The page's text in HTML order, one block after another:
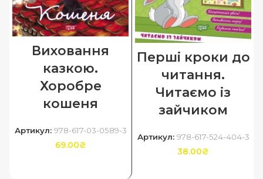
Виховання
казкою.
Хоробре
кошеня
Артикул: 978-617-03-0589-3
69.00₴
Перші кроки до
читання.
Читаємо із
зайчиком
Артикул: 978-617-524-404-3
38.00₴